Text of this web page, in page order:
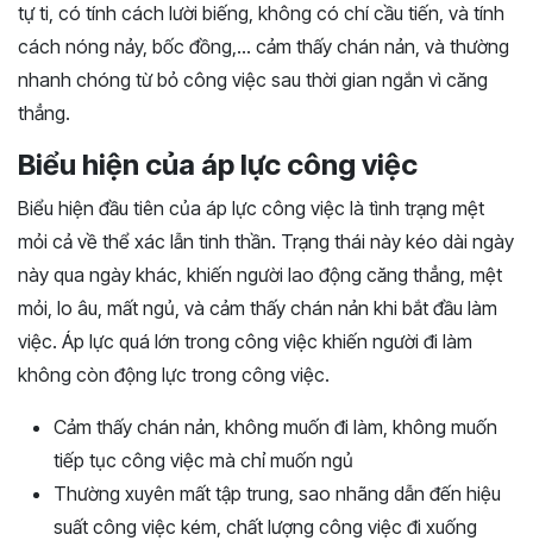
tự ti, có tính cách lười biếng, không có chí cầu tiến, và tính
cách nóng nảy, bốc đồng,… cảm thấy chán nản, và thường
nhanh chóng từ bỏ công việc sau thời gian ngắn vì căng
thẳng.
Biểu hiện của áp lực công việc
Biểu hiện đầu tiên của áp lực công việc là tình trạng mệt
mỏi cả về thể xác lẫn tinh thần. Trạng thái này kéo dài ngày
này qua ngày khác, khiến người lao động căng thẳng, mệt
mỏi, lo âu, mất ngủ, và cảm thấy chán nản khi bắt đầu làm
việc. Áp lực quá lớn trong công việc khiến người đi làm
không còn động lực trong công việc.
Cảm thấy chán nản, không muốn đi làm, không muốn
tiếp tục công việc mà chỉ muốn ngủ
Thường xuyên mất tập trung, sao nhãng dẫn đến hiệu
suất công việc kém, chất lượng công việc đi xuống